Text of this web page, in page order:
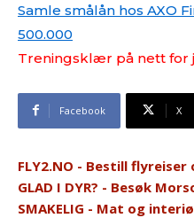
Samle smålån hos AXO
500.000
Treningsklær på nett for
Facebook X
FLY2.NO - Bestill
GLAD I DYR? - Besøk
SMAKELIG - Mat og